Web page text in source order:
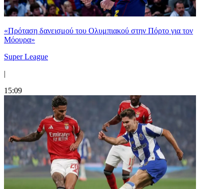
«Πρόταση δανεισμού του Ολυμπιακού στην Πόρτο για τον
Μόουρα»
Super League
|
15:09